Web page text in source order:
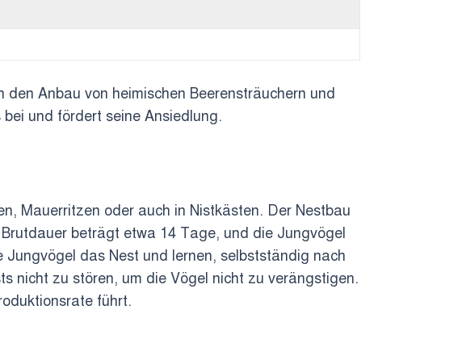
Anbau von heimischen Beerensträuchern und
und fördert seine Ansiedlung.
Mauerritzen oder auch in Nistkästen. Der Nestbau
beträgt etwa 14 Tage, und die Jungvögel
das Nest und lernen, selbstständig nach
nicht zu stören, um die Vögel nicht zu verängstigen.
führt.